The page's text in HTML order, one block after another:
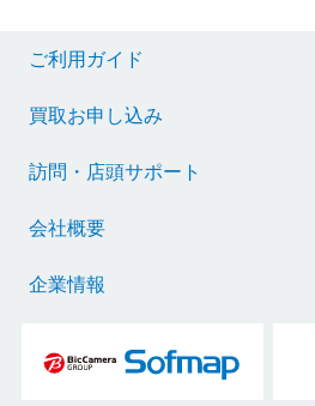
ご利用ガイド
買取お申し込み
訪問・店頭サポート
会社概要
企業情報